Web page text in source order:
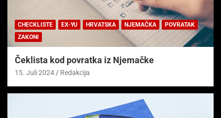
CHECKLISTE EX-YU HRVATSKA NJEMAČKA
POVRATAK
ZAKONI
Čeklista kod povratka iz Njemačke
15. Juli 2024 Redakcija